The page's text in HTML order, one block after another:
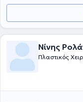
Νίνης
Πλαστικός